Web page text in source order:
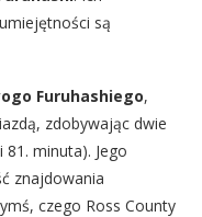
są
Furuhashiego,
zdobywając dwie
minuta). Jego
znajdowania
czego Ross County